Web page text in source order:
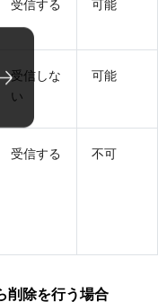
受信する 可能
受信しな
い
可能
受信する 不可
削除を行う場合